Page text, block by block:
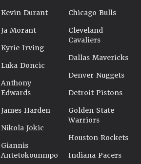
Kevin Durant
Ja Morant
Kyrie Irving
Luka Doncic
Anthony
Edwards
James Harden
Nikola Jokic
Giannis
Antetokounmpo
Chicago Bulls
Cleveland
Cavaliers
Dallas Mavericks
Denver Nuggets
Detroit Pistons
Golden State
Warriors
Houston Rockets
Indiana Pacers